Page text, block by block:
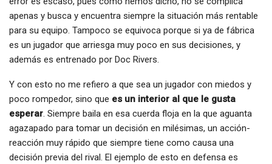
apenas y busca y encuentra siempre la situación más rentable
para su equipo. Tampoco se equivoca porque si ya de fábrica
es un jugador que arriesga muy poco en sus decisiones, y
además es entrenado por Doc Rivers.
Y con esto no me refiero a que sea un jugador con miedos y
poco rompedor, sino que es un interior al que le gusta
esperar. Siempre baila en esa cuerda floja en la que aguanta
agazapado para tomar un decisión en milésimas, un acción-
reacción muy rápido que siempre tiene como causa una
decisión previa del rival. El ejemplo de esto en defensa es